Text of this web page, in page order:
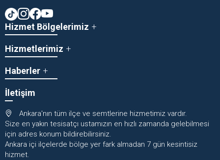
Hizmet Bölgelerimiz
Hizmetlerimiz
Haberler
İletişim
Ankara'nın tüm ilçe ve semtlerine hizmetimiz vardır.
Size en yakın tesisatçı ustamızın en hızlı zamanda gelebilmesi
için adres konum bildirebilirsiniz.
Ankara içi ilçelerde bölge yer fark almadan 7 gün kesintisiz
hizmet.